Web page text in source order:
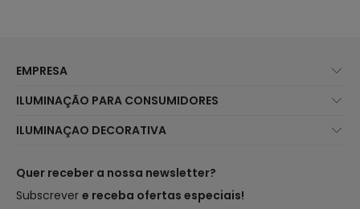
EMPRESA
Atendimento ao Cliente
Métodos de Envio
É Profissional?
Perguntas Frequentes (FAQ)
ILUMINAÇÃO PARA CONSUMIDORES
Marcas
ILUMINAÇAO DECORATIVA
Tendências
Marcas de Decoração Premium
Quer receber a nossa newsletter?
Subscrever e receba ofertas especiais!